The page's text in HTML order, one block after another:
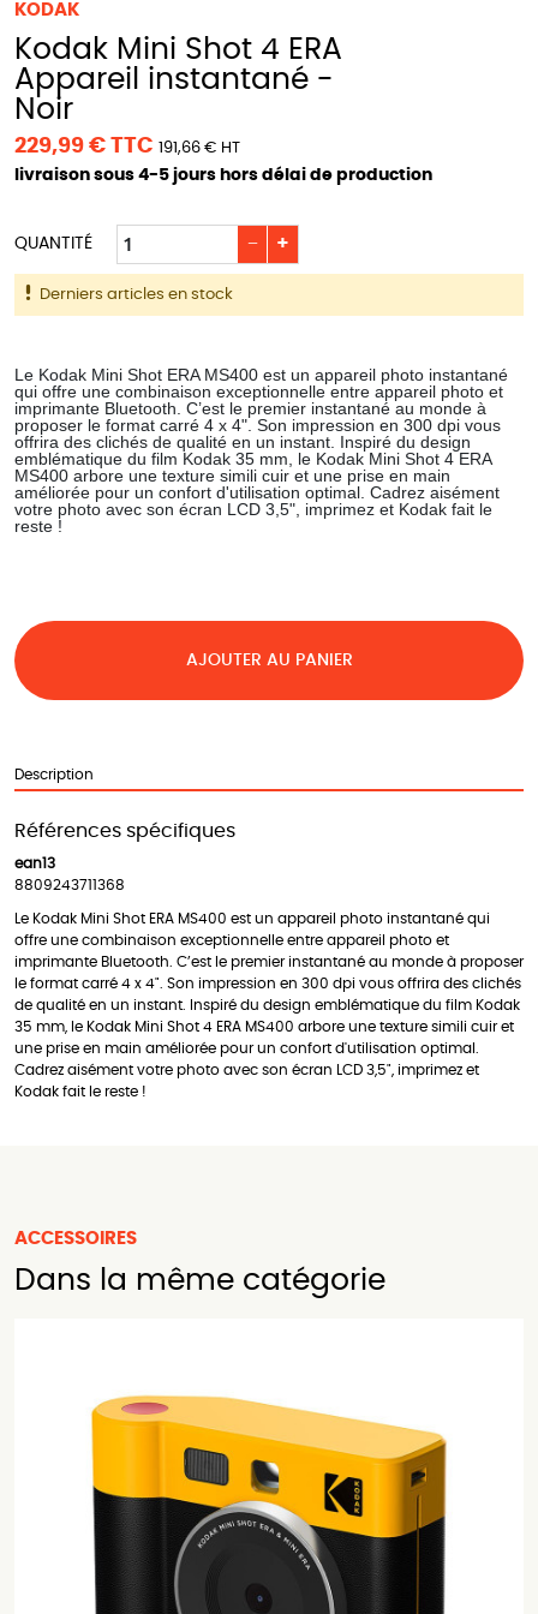
KODAK
Kodak Mini Shot 4 ERA
Appareil instantané -
Noir
229,99 € TTC 191,66 € HT
livraison sous 4-5 jours hors délai de production
QUANTITÉ +
−
Derniers articles en stock
Le Kodak Mini Shot ERA MS400 est un appareil photo instantané
qui offre une combinaison exceptionnelle entre appareil photo et
imprimante Bluetooth. C’est le premier instantané au monde à
proposer le format carré 4 x 4". Son impression en 300 dpi vous
offrira des clichés de qualité en un instant. Inspiré du design
emblématique du film Kodak 35 mm, le Kodak Mini Shot 4 ERA
MS400 arbore une texture simili cuir et une prise en main
améliorée pour un confort d'utilisation optimal. Cadrez aisément
votre photo avec son écran LCD 3,5", imprimez et Kodak fait le
reste !
AJOUTER AU PANIER
Description
Références spécifiques
ean13
8809243711368
Le Kodak Mini Shot ERA MS400 est un appareil photo instantané qui
offre une combinaison exceptionnelle entre appareil photo et
imprimante Bluetooth. C’est le premier instantané au monde à proposer
le format carré 4 x 4". Son impression en 300 dpi vous offrira des clichés
de qualité en un instant. Inspiré du design emblématique du film Kodak
35 mm, le Kodak Mini Shot 4 ERA MS400 arbore une texture simili cuir et
une prise en main améliorée pour un confort d'utilisation optimal.
Cadrez aisément votre photo avec son écran LCD 3,5", imprimez et
Kodak fait le reste !
ACCESSOIRES
Dans la même catégorie